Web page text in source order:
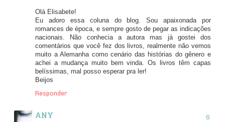
Olá Elisabete!
Eu adoro essa coluna do blog. Sou apaixonada por
romances de época, e sempre gosto de pegar as indicações
nacionais. Não conhecia a autora mas já gostei dos
comentários que você fez dos livros, realmente não vemos
muito a Alemanha como cenário das histórias do gênero e
achei a mudança muito bem vinda. Os livros têm capas
belíssimas, mal posso esperar pra ler!
Beijos
Responder
ANY